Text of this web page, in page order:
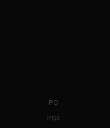
PC
PS4